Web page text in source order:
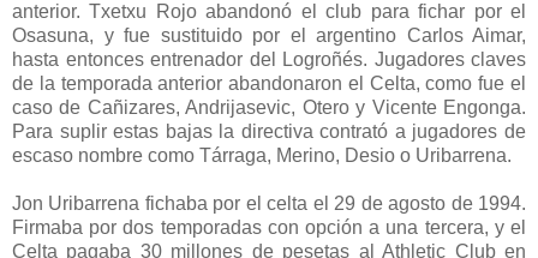
anterior. Txetxu Rojo abandonó el club para fichar por el
Osasuna, y fue sustituido por el argentino Carlos Aimar,
hasta entonces entrenador del Logroñés. Jugadores claves
de la temporada anterior abandonaron el Celta, como fue el
caso de Cañizares, Andrijasevic, Otero y Vicente Engonga.
Para suplir estas bajas la directiva contrató a jugadores de
escaso nombre como Tárraga, Merino, Desio o Uribarrena.
Jon Uribarrena fichaba por el celta el 29 de agosto de 1994.
Firmaba por dos temporadas con opción a una tercera, y el
Celta pagaba 30 millones de pesetas al Athletic Club en